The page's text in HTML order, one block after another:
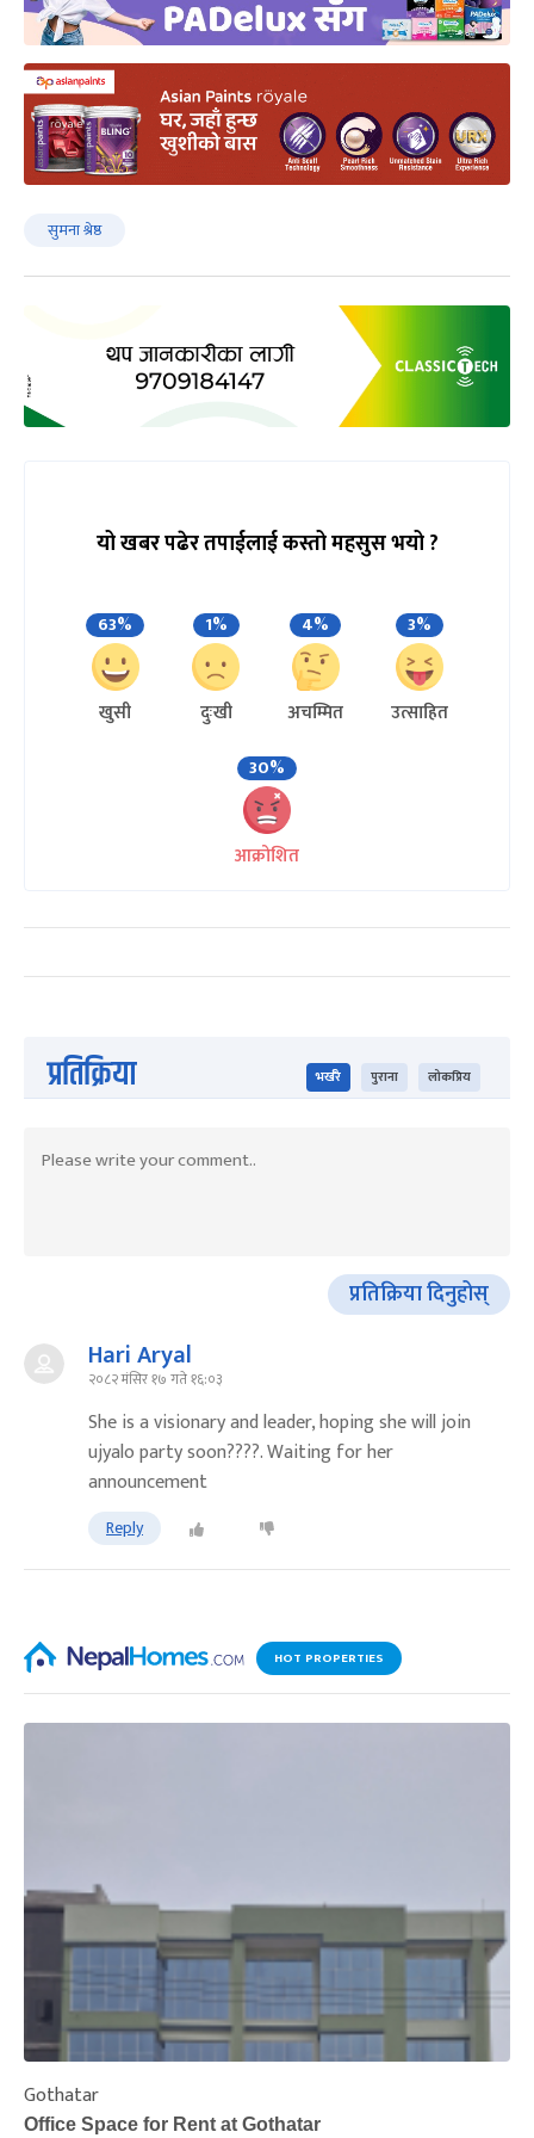
सुमना श्रेष्ठ
यो खबर पढेर तपाईलाई कस्तो महसुस भयो ?
63%
खुसी
1%
दुःखी
4%
अचम्मित
3%
उत्साहित
30%
आक्रोशित
प्रतिक्रिया भर्खरै पुराना लोकप्रिय
प्रतिक्रिया दिनुहोस्
Hari Aryal
२०८२ मंसिर १७ गते १६:०३
She is a visionary and leader, hoping she will join
ujyalo party soon????. Waiting for her
announcement
Reply
HOT PROPERTIES
Gothatar
Office Space for Rent at Gothatar